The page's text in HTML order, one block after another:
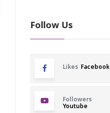
Follow Us
Likes Facebook
Followers
Youtube